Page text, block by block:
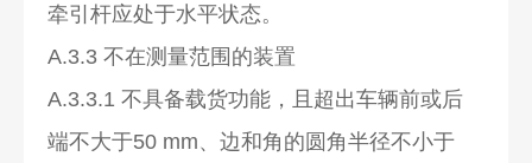
牵引杆应处于水平状态。
A.3.3 不在测量范围的装置
A.3.3.1 不具备载货功能，且超出车辆前或后
端不大于50 mm、边和角的圆角半径不小于